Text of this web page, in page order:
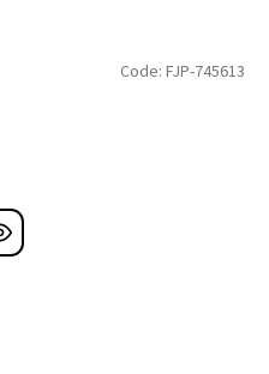
Code: FJP-745613